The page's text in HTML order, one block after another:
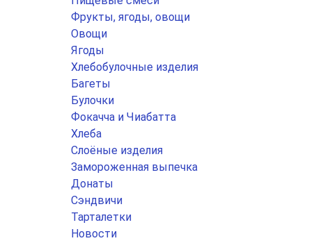
Фрукты, ягоды, овощи
Овощи
Ягоды
Хлебобулочные изделия
Багеты
Булочки
Фокачча и Чиабатта
Хлеба
Слоёные изделия
Замороженная выпечка
Донаты
Сэндвичи
Тарталетки
Новости